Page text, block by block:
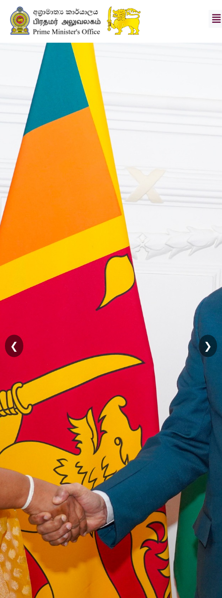
குறிக்கோள்கள்
செய்தி
புகைப்பட
தொகுப்பு
பிரிவுகள்
தெரிவிக்க
ஸ்ரீமதிபாய
மாளிகை
සිංහල
English
❮ ❯